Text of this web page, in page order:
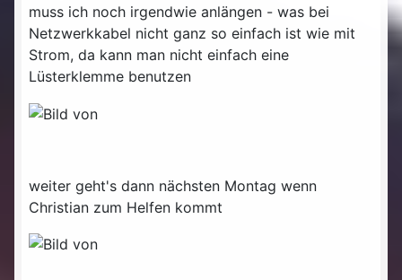
muss ich noch irgendwie anlängen - was bei
Netzwerkkabel nicht ganz so einfach ist wie mit
Strom, da kann man nicht einfach eine
Lüsterklemme benutzen
weiter geht's dann nächsten Montag wenn
Christian zum Helfen kommt